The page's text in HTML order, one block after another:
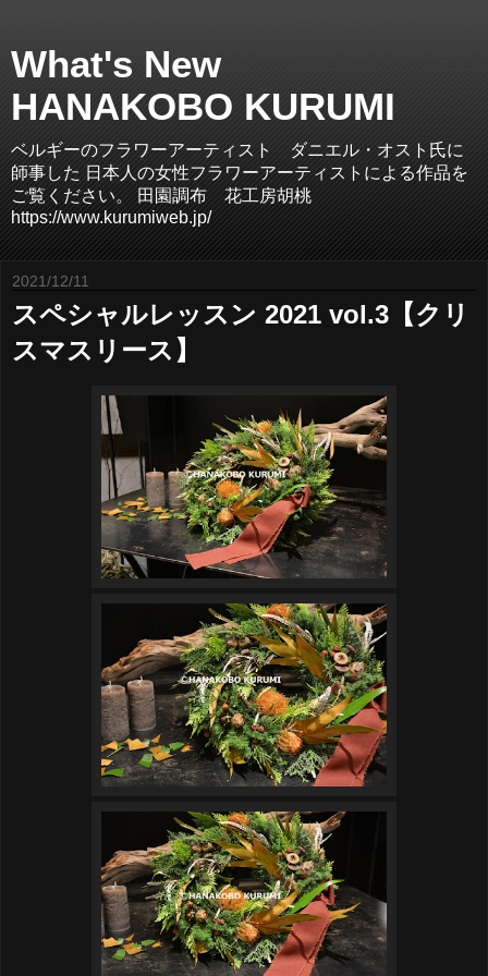
What's New
HANAKOBO KURUMI
ベルギーのフラワーアーティスト ダニエル・オスト氏に
師事した 日本人の女性フラワーアーティストによる作品を
ご覧ください。 田園調布 花工房胡桃
https://www.kurumiweb.jp/
2021/12/11
スペシャルレッスン 2021 vol.3【クリ
スマスリース】